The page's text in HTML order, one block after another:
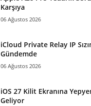
Karşıya
06 Ağustos 2026
iCloud Private Relay IP
Gündemde
06 Ağustos 2026
iOS 27 Kilit Ekranına
Geliyor